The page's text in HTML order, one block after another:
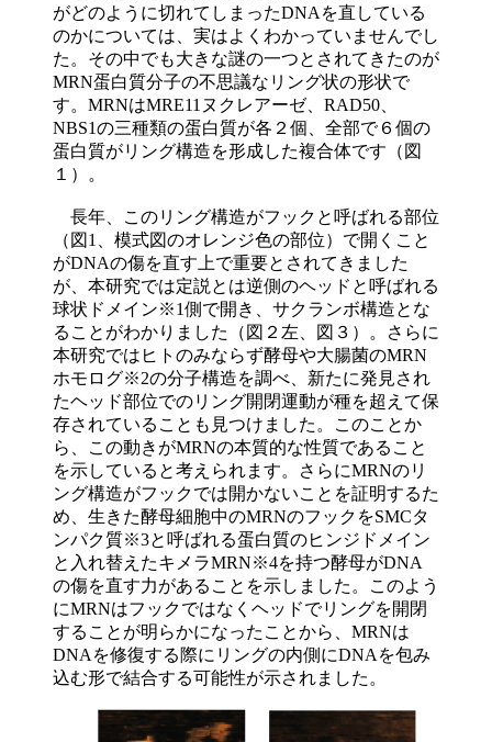
がどのように切れてしまったDNAを直している
のかについては、実はよくわかっていませんでし
た。その中でも大きな謎の一つとされてきたのが
MRN蛋白質分子の不思議なリング状の形状で
す。MRNはMRE11ヌクレアーゼ、RAD50、
NBS1の三種類の蛋白質が各２個、全部で６個の
蛋白質がリング構造を形成した複合体です（図
１）。
長年、このリング構造がフックと呼ばれる部位
（図1、模式図のオレンジ色の部位）で開くこと
がDNAの傷を直す上で重要とされてきました
が、本研究では定説とは逆側のヘッドと呼ばれる
球状ドメイン※1側で開き、サクランボ構造とな
ることがわかりました（図２左、図３）。さらに
本研究ではヒトのみならず酵母や大腸菌のMRN
ホモログ※2の分子構造を調べ、新たに発見され
たヘッド部位でのリング開閉運動が種を超えて保
存されていることも見つけました。このことか
ら、この動きがMRNの本質的な性質であること
を示していると考えられます。さらにMRNのリ
ング構造がフックでは開かないことを証明するた
め、生きた酵母細胞中のMRNのフックをSMCタ
ンパク質※3と呼ばれる蛋白質のヒンジドメイン
と入れ替えたキメラMRN※4を持つ酵母がDNA
の傷を直す力があることを示しました。このよう
にMRNはフックではなくヘッドでリングを開閉
することが明らかになったことから、MRNは
DNAを修復する際にリングの内側にDNAを包み
込む形で結合する可能性が示されました。